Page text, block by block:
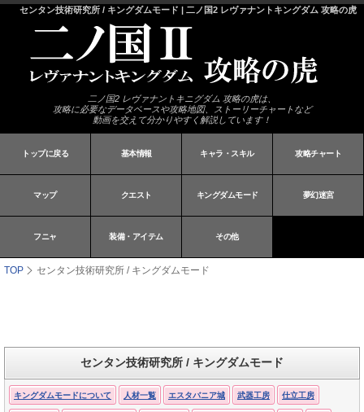
センタン技術研究所 / キングダムモード | 二ノ国2 レヴァナントキングダム 攻略の虎
二ノ国2 レヴァナントキニグダム 攻略の虎は、
攻略に必要なデータベースや攻略地図、ストーリーチャートなど
動画を交えて分かりやすく解説しています！
トップに戻る 基本情報 キャラ・スキル 攻略チャート
マップ クエスト キングダムモード 夢幻迷宮
フニャ 装備・アイテム その他
TOP センタン技術研究所 / キングダムモード
センタン技術研究所 / キングダムモード
キングダムモードについて 人材一覧 エスタバニア城 武器工房 仕立工房